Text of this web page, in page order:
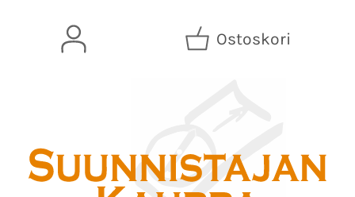
Ostoskori